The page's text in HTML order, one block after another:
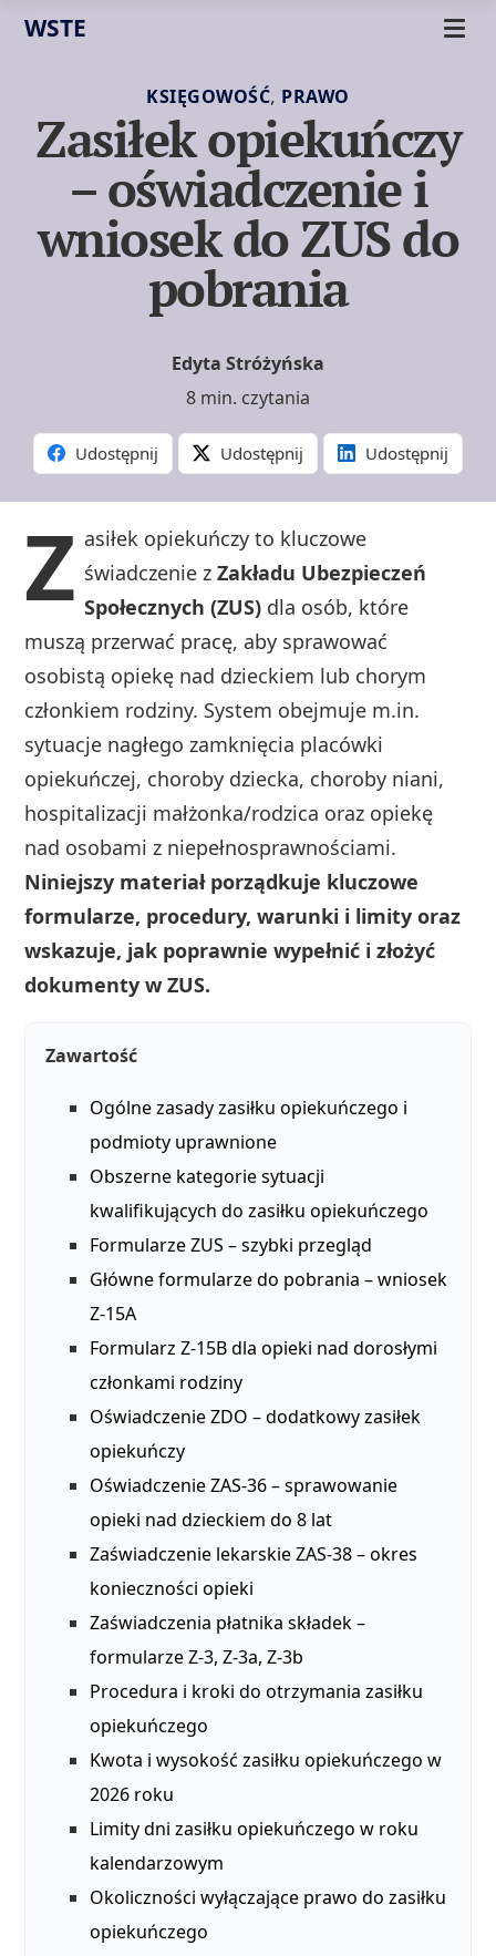
WSTE
KSIĘGOWOŚĆ, PRAWO
Zasiłek opiekuńczy
– oświadczenie i
wniosek do ZUS do
pobrania
Edyta Stróżyńska
8 min. czytania
Udostępnij Udostępnij Udostępnij
Z asiłek opiekuńczy to kluczowe
świadczenie zZakładu Ubezpieczeń
Społecznych (ZUS) dla osób, które
muszą przerwać pracę, aby sprawować
osobistą opiekę nad dzieckiem lub chorym
członkiem rodziny. System obejmuje m.in.
sytuacje nagłego zamknięcia placówki
opiekuńczej, choroby dziecka, choroby niani,
hospitalizacji małżonka/rodzica oraz opiekę
nad osobami z niepełnosprawnościami.
Niniejszy materiał porządkuje kluczowe
formularze, procedury, warunki i limity oraz
wskazuje, jak poprawnie wypełnić i złożyć
dokumenty w ZUS.
Zawartość
Ogólne zasady zasiłku opiekuńczego i
podmioty uprawnione
Obszerne kategorie sytuacji
kwalifikujących do zasiłku opiekuńczego
Formularze ZUS – szybki przegląd
Główne formularze do pobrania – wniosek
Z-15A
Formularz Z-15B dla opieki nad dorosłymi
członkami rodziny
Oświadczenie ZDO – dodatkowy zasiłek
opiekuńczy
Oświadczenie ZAS-36 – sprawowanie
opieki nad dzieckiem do 8 lat
Zaświadczenie lekarskie ZAS-38 – okres
konieczności opieki
Zaświadczenia płatnika składek –
formularze Z-3, Z-3a, Z-3b
Procedura i kroki do otrzymania zasiłku
opiekuńczego
Kwota i wysokość zasiłku opiekuńczego w
2026 roku
Limity dni zasiłku opiekuńczego w roku
kalendarzowym
Okoliczności wyłączające prawo do zasiłku
opiekuńczego